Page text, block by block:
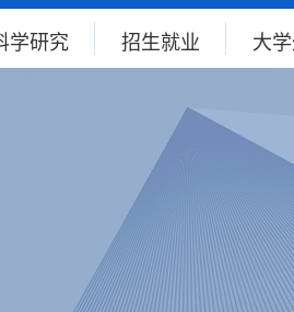
学研究 招生就业 大